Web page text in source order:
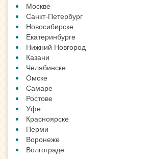
Москве
Санкт-Петербург
Новосибирске
Екатеринбурге
Нижний Новгород
Казани
Челябинске
Омске
Самаре
Ростове
Уфе
Красноярске
Перми
Воронеже
Волгограде